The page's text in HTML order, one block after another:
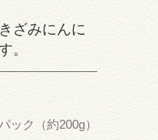
ざみにんに
。
ック（約200g）